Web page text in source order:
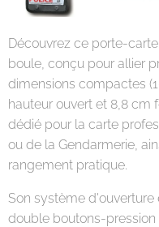
Découvrez ce porte-
boule, conçu pour allier
dimensions compactes
hauteur ouvert et 8,8 cm
dédié pour la carte
ou de la Gendarmerie,
rangement pratique.
Son système
double boutons-